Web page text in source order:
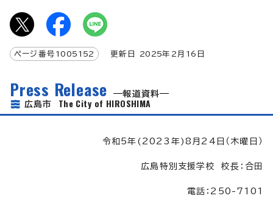
ページ番号 1005152 更新日 2025年2月 16 日
Press Release
報道資料
広島市 The City of HIROSHIMA
令和5年(2023年)8月24日（木曜日）
広島特別支援学校 校長：合田
電話：250-7101